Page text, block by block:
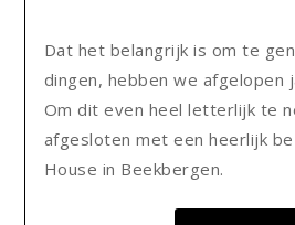
Dat het belangrijk is om te
dingen, hebben we afgelopen
Om dit even heel letterlijk te
afgesloten met een heerlijk
House in Beekbergen.